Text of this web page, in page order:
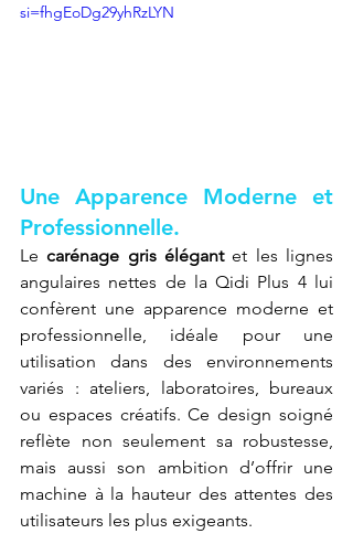
si=fhgEoDg29yhRzLYN
Une Apparence Moderne et
Professionnelle.
Le carénage gris élégant et les lignes
angulaires nettes de la Qidi Plus 4 lui
confèrent une apparence moderne et
professionnelle, idéale pour une
utilisation dans des environnements
variés : ateliers, laboratoires, bureaux
ou espaces créatifs. Ce design soigné
reflète non seulement sa robustesse,
mais aussi son ambition d’offrir une
machine à la hauteur des attentes des
utilisateurs les plus exigeants.